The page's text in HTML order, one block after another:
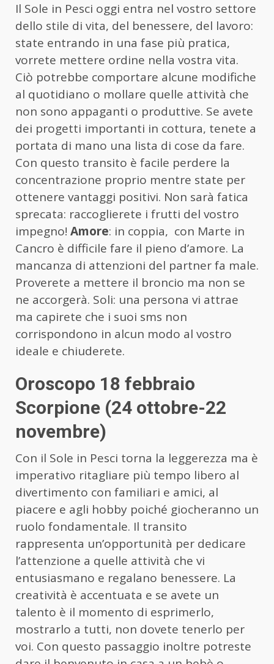
Il Sole in Pesci oggi entra nel vostro settore
dello stile di vita, del benessere, del lavoro:
state entrando in una fase più pratica,
vorrete mettere ordine nella vostra vita.
Ciò potrebbe comportare alcune modifiche
al quotidiano o mollare quelle attività che
non sono appaganti o produttive. Se avete
dei progetti importanti in cottura, tenete a
portata di mano una lista di cose da fare.
Con questo transito è facile perdere la
concentrazione proprio mentre state per
ottenere vantaggi positivi. Non sarà fatica
sprecata: raccoglierete i frutti del vostro
impegno! Amore: in coppia, con Marte in
Cancro è difficile fare il pieno d’amore. La
mancanza di attenzioni del partner fa male.
Proverete a mettere il broncio ma non se
ne accorgerà. Soli: una persona vi attrae
ma capirete che i suoi sms non
corrispondono in alcun modo al vostro
ideale e chiuderete.
Oroscopo 18 febbraio
Scorpione (24 ottobre-22
novembre)
Con il Sole in Pesci torna la leggerezza ma è
imperativo ritagliare più tempo libero al
divertimento con familiari e amici, al
piacere e agli hobby poiché giocheranno un
ruolo fondamentale. Il transito
rappresenta un’opportunità per dedicare
l’attenzione a quelle attività che vi
entusiasmano e regalano benessere. La
creatività è accentuata e se avete un
talento è il momento di esprimerlo,
mostrarlo a tutti, non dovete tenerlo per
voi. Con questo passaggio inoltre potreste